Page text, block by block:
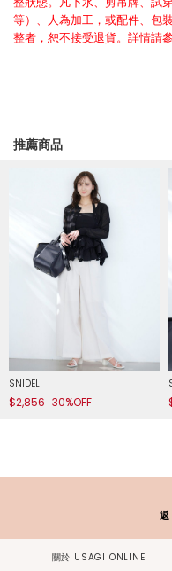
等）、人為加工，或配件、包
整者，恕不接受退貨。詳情請
推薦商品
SNIDEL
$2,856 30%OFF
關於 USAGI ONLINE